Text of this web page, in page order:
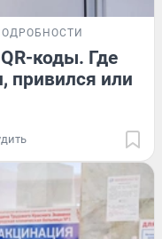
коды. Где
привился или